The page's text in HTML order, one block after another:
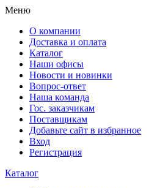
Меню
О компании
Доставка и оплата
Каталог
Наши офисы
Новости и новинки
Вопрос-ответ
Наша команда
Гос. заказчикам
Поставщикам
Добавьте сайт в избранное
Вход
Регистрация
Каталог